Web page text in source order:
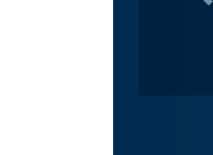
Previous